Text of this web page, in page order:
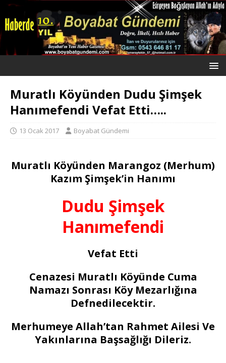
Muratlı Köyünden Dudu Şimşek
Hanımefendi Vefat Etti…..
13 Ocak 2017 Boyabat Gündemi
Muratlı Köyünden Marangoz (Merhum)
Kazım Şimşek’in Hanımı
Dudu Şimşek
Hanımefendi
Vefat Etti
Cenazesi Muratlı Köyünde Cuma
Namazı Sonrası Köy Mezarlığına
Defnedilecektir.
Merhumeye Allah’tan Rahmet Ailesi Ve
Yakınlarına Başsağlığı Dileriz.